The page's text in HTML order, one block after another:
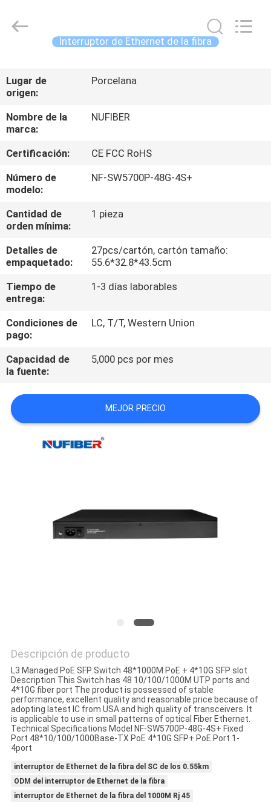
PRODUCTOS
NOSOTROS
DE
LA
FÁBRICA
CONTROL
DE
CALIDAD
ÉNTRENOS
EN
CONTACTO
POLÍTICA
DE
PRIVACIDAD
Technology
Co.,Ltd.
ECER
Interruptor de Ethernet de la fibra
Lugar de
origen:
Porcelana
Nombre de la
marca:
NUFIBER
Certificación:
CE FCC RoHS
Número de
modelo:
NF-SW5700P-48G-4S+
Cantidad de
orden mínima:
1 pieza
Detalles de
empaquetado:
27pcs/cartón, cartón tamaño:
55.6*32.8*43.5cm
Tiempo de
entrega:
1-3 días laborables
Condiciones de
pago:
LC, T/T, Western Union
Capacidad de
la fuente:
5,000 pcs por mes
MEJOR PRECIO
Descripción de producto
L3 Managed PoE SFP Switch 48*1000M PoE + 4*10G SFP slot
Description This Switch has 48 10/100/1000M UTP ports and
4*10G fiber port The product is possessed of stable
performance, excellent quality and reasonable price because of
adopting latest IC from USA and high quality of transceivers. It
is applicable to use in small patterns of optical Fiber Ethernet.
Technical Specifications Model NF-SW5700P-48G-4S+ Fixed
Port 48*10/100/1000Base-TX PoE 4*10G SFP+ PoE Port 1-
4port
interruptor de Ethernet de la fibra del SC de los 0.55km
ODM del interruptor de Ethernet de la fibra
interruptor de Ethernet de la fibra del 1000M Rj 45